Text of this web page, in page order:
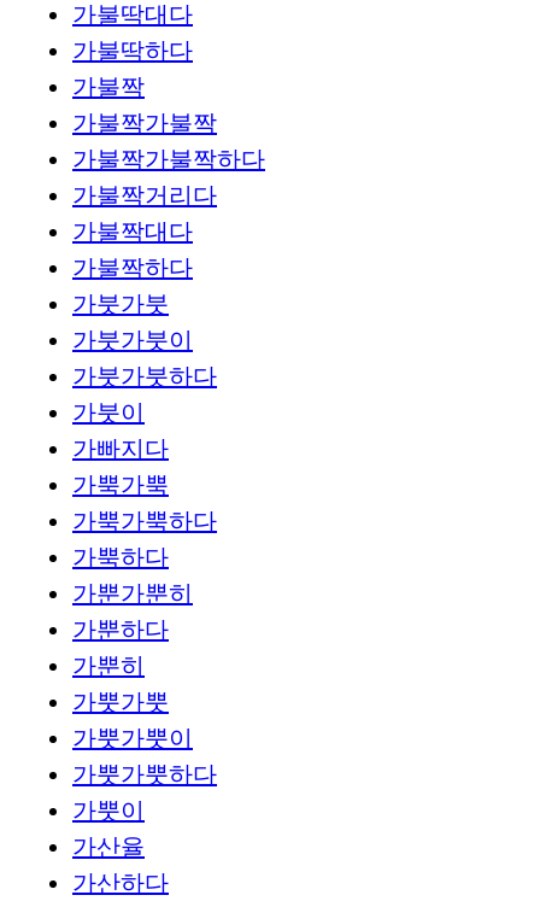
가불딱대다
가불딱하다
가불짝
가불짝가불짝
가불짝가불짝하다
가불짝거리다
가불짝대다
가불짝하다
가붓가붓
가붓가붓이
가붓가붓하다
가붓이
가빠지다
가뿍가뿍
가뿍가뿍하다
가뿍하다
가뿐가뿐히
가뿐하다
가뿐히
가뿟가뿟
가뿟가뿟이
가뿟가뿟하다
가뿟이
가산율
가산하다